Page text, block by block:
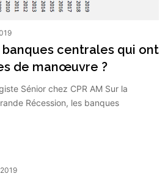
centrales qui ont
de manœuvre ?
Sénior chez CPR AM Sur la
Récession, les banques